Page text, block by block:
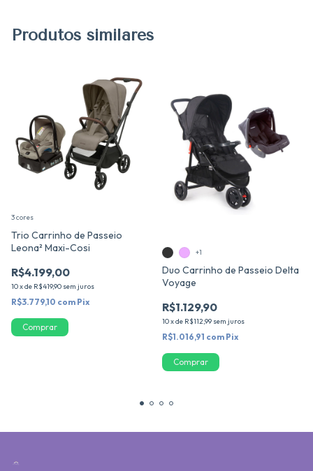
Produtos similares
Trio Carrinho de Passeio
Leona² Maxi-Cosi
R$4.199,00
10xde R$419,90 sem juros
R$3.779,10 com Pix
3 cores
Comprar
Duo Carrinho de Passeio Delta
Voyage
R$1.129,90
10xde R$112,99 sem juros
R$1.016,91 com Pix
+1
Comprar